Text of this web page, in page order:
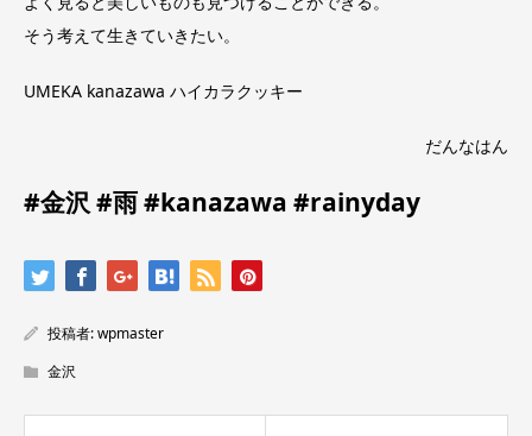
そう考えて生きていきたい。
UMEKA kanazawa ハイカラクッキー
だんなはん
#金沢 #雨 #kanazawa #rainyday
投稿者:wpmaster
金沢